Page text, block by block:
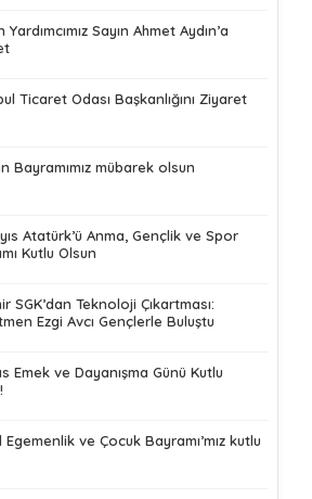
Sayın Ahmet Aydın’a
Ticaret Odası Başkanlığını Ziyaret
Bayramımız mübarek olsun
Atatürk’ü Anma, Gençlik ve Spor
Kutlu Olsun
SGK’dan Teknoloji Çıkartması:
Ezgi Avcı Gençlerle Buluştu
Emek ve Dayanışma Günü Kutlu
Egemenlik ve Çocuk Bayramı’mız kutlu